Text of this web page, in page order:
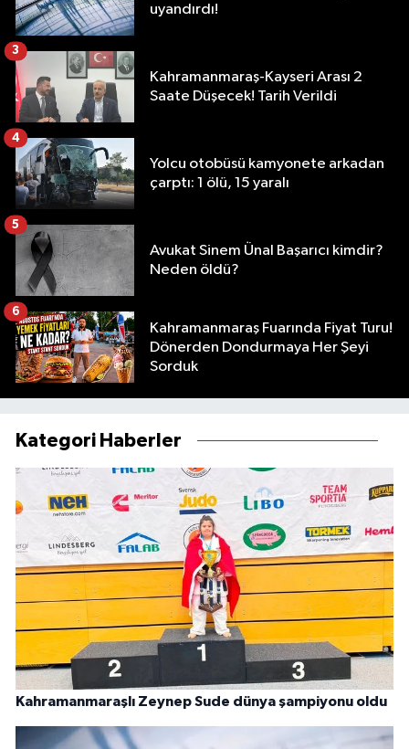
uyandırdı!
Kahramanmaraş-Kayseri Arası 2
Saate Düşecek! Tarih Verildi
3
Yolcu otobüsü kamyonete arkadan
çarptı: 1 ölü, 15 yaralı
4
Avukat Sinem Ünal Başarıcı kimdir?
Neden öldü?
5
Kahramanmaraş Fuarında Fiyat Turu!
Dönerden Dondurmaya Her Şeyi
Sorduk
6
Kategori Haberler
Kahramanmaraşlı Zeynep Sude dünya şampiyonu oldu